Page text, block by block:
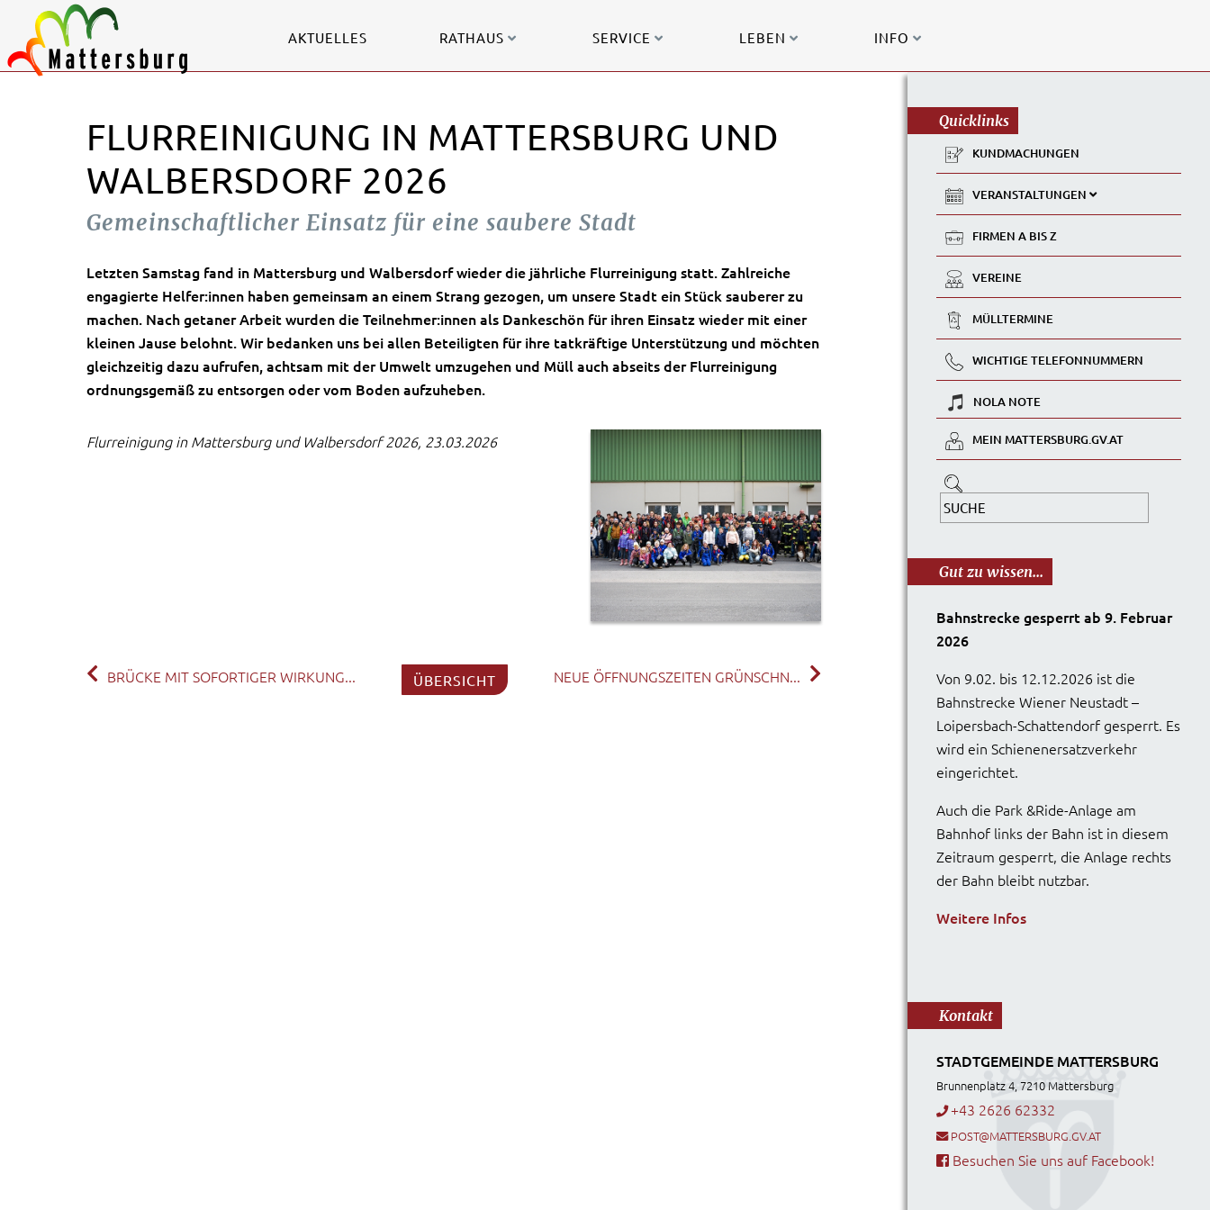
AKTUELLES RATHAUS SERVICE LEBEN INFO
FLURREINIGUNG IN MATTERSBURG UND
WALBERSDORF 2026
Gemeinschaftlicher Einsatz für eine saubere Stadt
Letzten Samstag fand in Mattersburg und Walbersdorf wieder die jährliche Flurreinigung statt. Zahlreiche
engagierte Helfer:innen haben gemeinsam an einem Strang gezogen, um unsere Stadt ein Stück sauberer zu
machen. Nach getaner Arbeit wurden die Teilnehmer:innen als Dankeschön für ihren Einsatz wieder mit einer
kleinen Jause belohnt. Wir bedanken uns bei allen Beteiligten für ihre tatkräftige Unterstützung und möchten
gleichzeitig dazu aufrufen, achtsam mit der Umwelt umzugehen und Müll auch abseits der Flurreinigung
ordnungsgemäß zu entsorgen oder vom Boden aufzuheben.
Flurreinigung in Mattersburg und Walbersdorf 2026, 23.03.2026
BRÜCKE MIT SOFORTIGER WIRKUNG... ÜBERSICHT NEUE ÖFFNUNGSZEITEN GRÜNSCHN...
Quicklinks
KUNDMACHUNGEN
VERANSTALTUNGEN
FIRMEN A BIS Z
VEREINE
MÜLLTERMINE
WICHTIGE TELEFONNUMMERN
NOLA NOTE
MEIN MATTERSBURG.GV.AT
Gut zu wissen...
Bahnstrecke gesperrt ab 9. Februar
2026
Von 9.02. bis 12.12.2026 ist die
Bahnstrecke Wiener Neustadt –
Loipersbach-Schattendorf gesperrt. Es
wird ein Schienenersatzverkehr
eingerichtet.
Auch die Park &Ride-Anlage am
Bahnhof links der Bahn ist in diesem
Zeitraum gesperrt, die Anlage rechts
der Bahn bleibt nutzbar.
Weitere Infos
Kontakt
STADTGEMEINDE MATTERSBURG
Brunnenplatz 4, 7210 Mattersburg
+43 2626 62332
POST@MATTERSBURG.GV.AT
Besuchen Sie uns auf Facebook!